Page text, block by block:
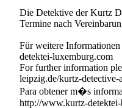
Die Detektive der Kurtz
Termine nach
Für weitere
detektei-luxemburg.com
For further information
leipzig.de/kurtz-
Para obtener m�s
http://www.kurtz-detektei-